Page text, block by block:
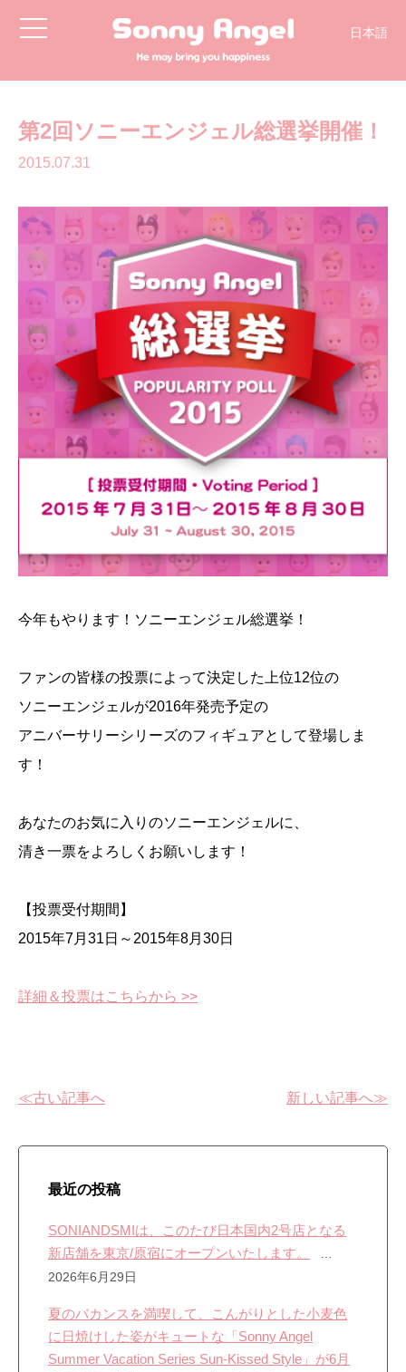
toggle
navigation
日本語
第2回ソニーエンジェル総選挙開催！
2015.07.31
今年もやります！ソニーエンジェル総選挙！
ファンの皆様の投票によって決定した上位12位の
ソニーエンジェルが2016年発売予定の
アニバーサリーシリーズのフィギュアとして登場しま
す！
あなたのお気に入りのソニーエンジェルに、
清き一票をよろしくお願いします！
【投票受付期間】
2015年7月31日～2015年8月30日
詳細＆投票はこちらから >>
≪古い記事へ 新しい記事へ≫
最近の投稿
SONIANDSMIは、このたび日本国内2号店となる
新店舗を東京/原宿にオープンいたします。
2026年6月29日
夏のバカンスを満喫して、こんがりとした小麦色
に日焼けした姿がキュートな「Sonny Angel
Summer Vacation Series Sun-Kissed Style」が6月